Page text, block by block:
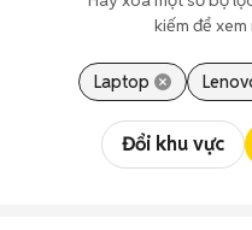
kiếm để
Laptop
Đổi khu vực